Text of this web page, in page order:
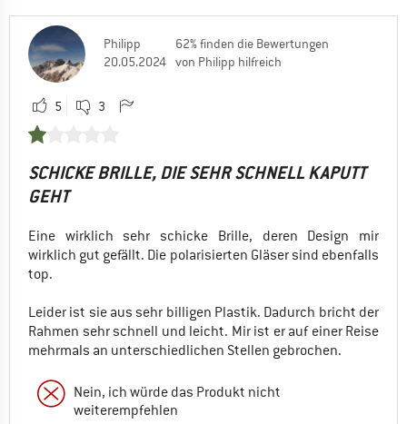
Philipp
20.05.2024
62% finden die Bewertungen
von Philipp hilfreich
5 3
SCHICKE BRILLE, DIE SEHR SCHNELL KAPUTT
GEHT
Eine wirklich sehr schicke Brille, deren Design mir
wirklich gut gefällt. Die polarisierten Gläser sind ebenfalls
top.
Leider ist sie aus sehr billigen Plastik. Dadurch bricht der
Rahmen sehr schnell und leicht. Mir ist er auf einer Reise
mehrmals an unterschiedlichen Stellen gebrochen.
Nein, ich würde das Produkt nicht
weiterempfehlen